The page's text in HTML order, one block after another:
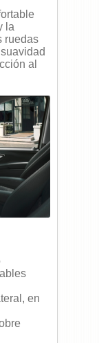
la
ruedas
al
en